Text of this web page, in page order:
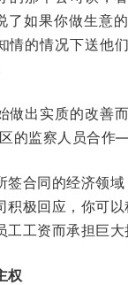
了如果你做生意
情的情况下送他
做出实质的改善
的监察人员合作
签合同的经济领
积极回应，你可
工工资而承担巨
权